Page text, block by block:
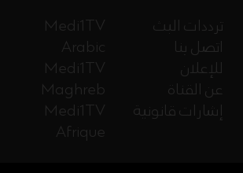
Medi1TV
Arabic
Medi1TV
Maghreb
Medi1TV
Afrique
ترددات البث
اتصل بنا
للإعلان
عن القناة
إشارات قانونية